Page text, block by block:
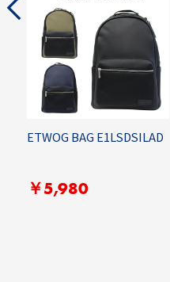
ETWOG BAG E1LSDSILAD
￥5,980